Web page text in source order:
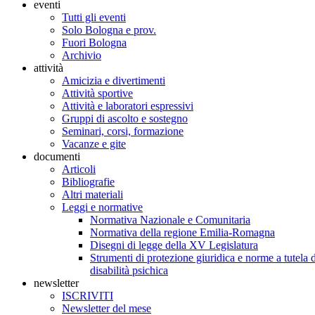
eventi
Tutti gli eventi
Solo Bologna e prov.
Fuori Bologna
Archivio
attività
Amicizia e divertimenti
Attività sportive
Attività e laboratori espressivi
Gruppi di ascolto e sostegno
Seminari, corsi, formazione
Vacanze e gite
documenti
Articoli
Bibliografie
Altri materiali
Leggi e normative
Normativa Nazionale e Comunitaria
Normativa della regione Emilia-Romagna
Disegni di legge della XV Legislatura
Strumenti di protezione giuridica e norme a tutela
disabilità psichica
newsletter
ISCRIVITI
Newsletter del mese